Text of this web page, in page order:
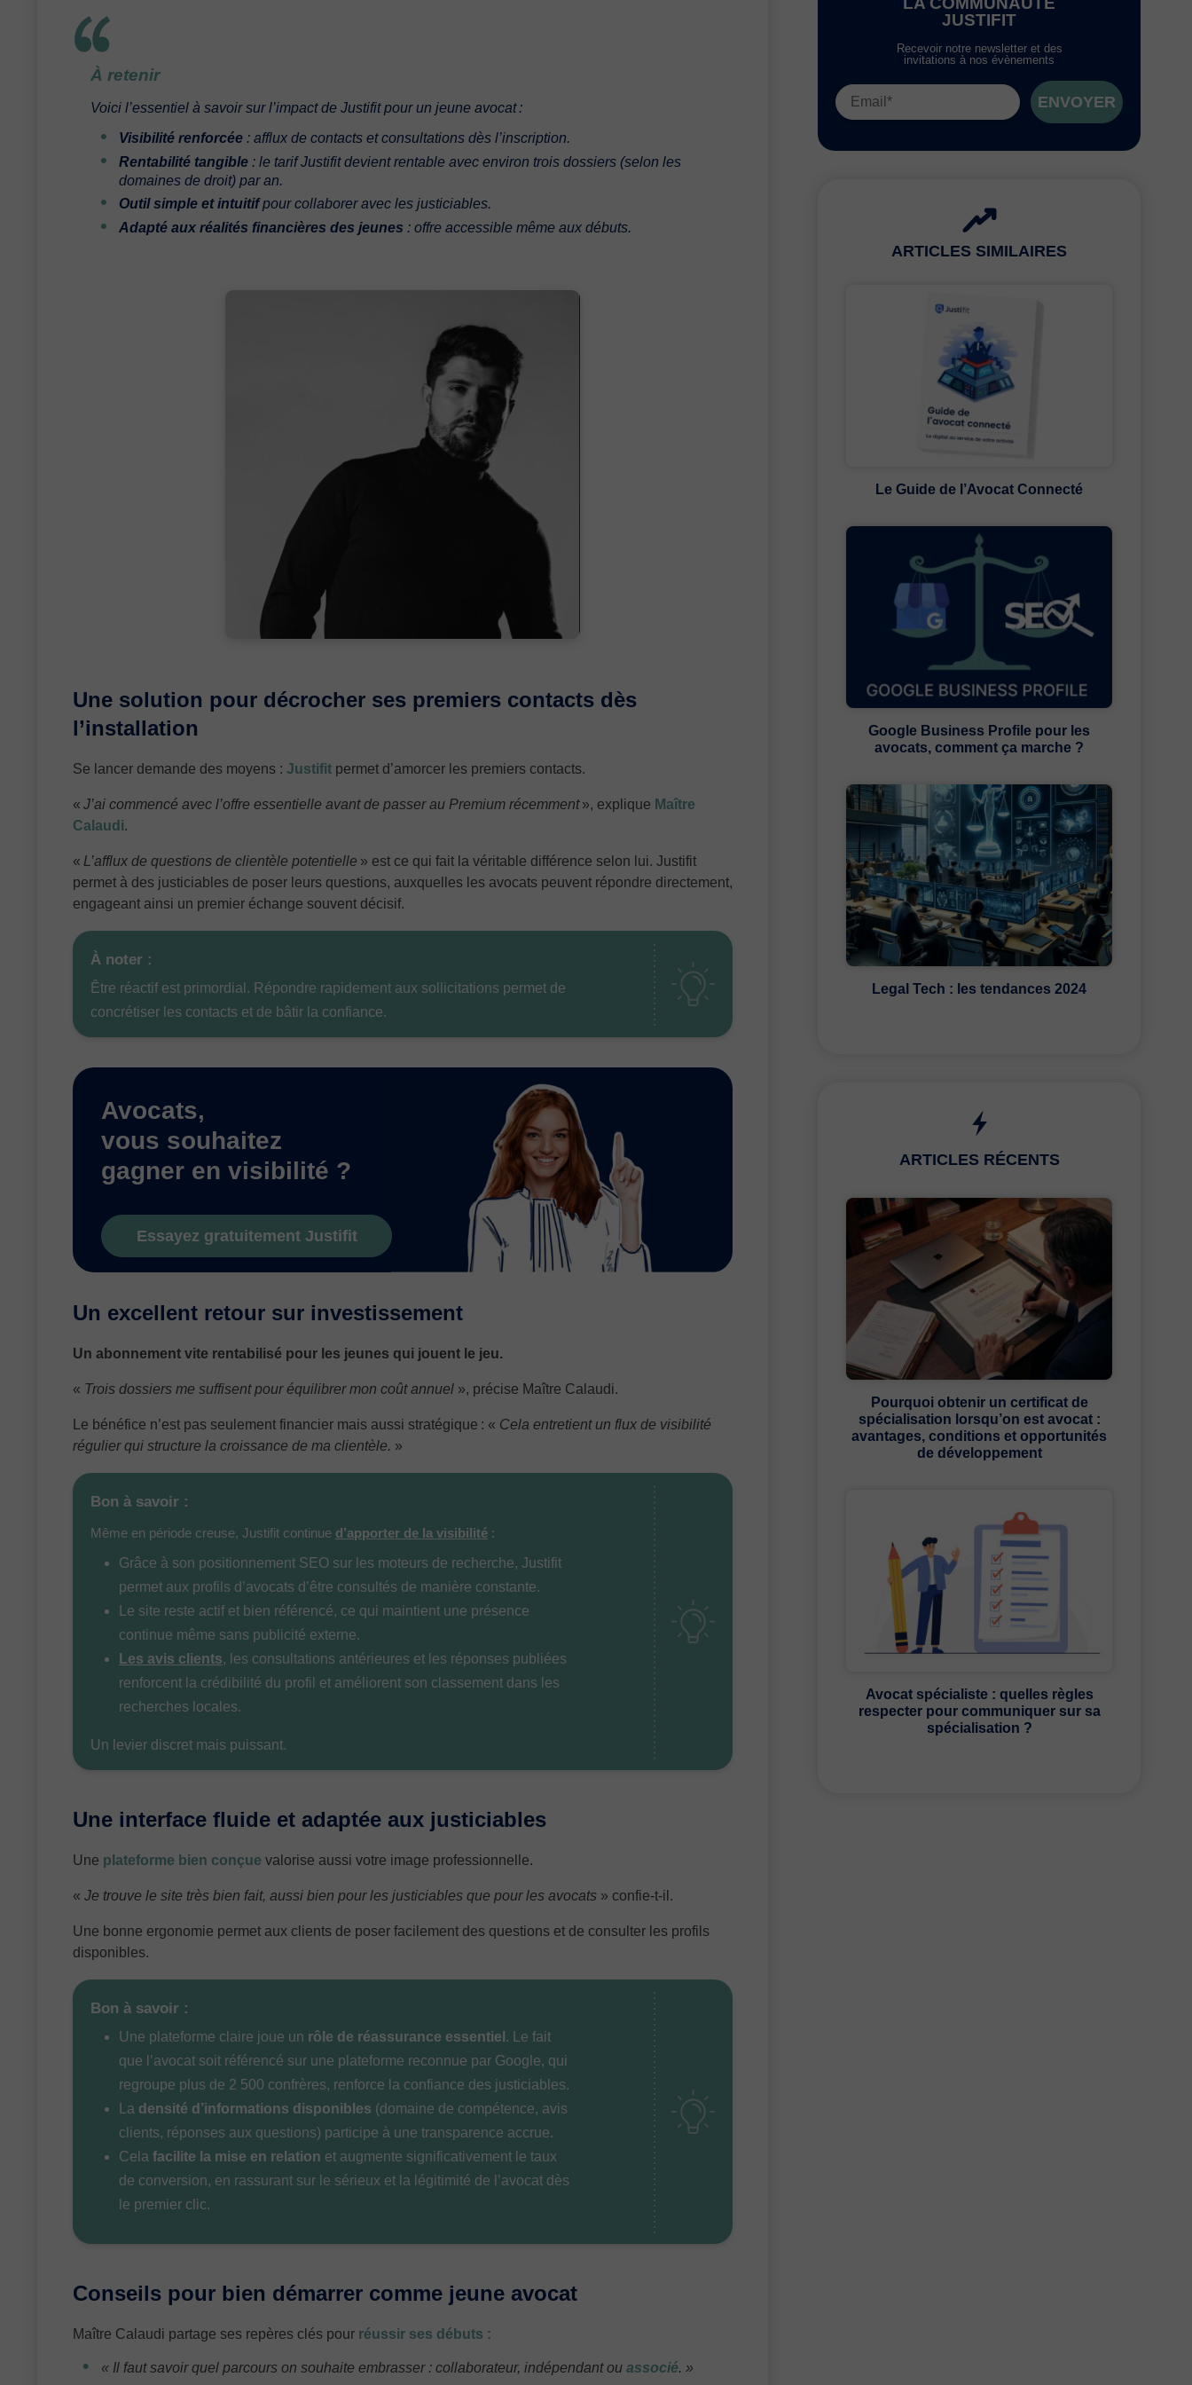
À retenir
Voici l’essentiel à savoir sur l’impact de Justifit pour un jeune avocat :
Visibilité renforcée : afflux de contacts et consultations dès l’inscription.
Rentabilité tangible : le tarif Justifit devient rentable avec environ trois dossiers (selon les
domaines de droit) par an.
Outil simple et intuitifpour collaborer avec les justiciables.
Adapté aux réalités financières des jeunes : offre accessible même aux débuts.
Une solution pour décrocher ses premiers contacts dès
l’installation
Se lancer demande des moyens : Justifit permet d’amorcer les premiers contacts.
« J’ai commencé avec l’offre essentielle avant de passer au Premium récemment», explique Maître
Calaudi.
« L’afflux de questions de clientèle potentielle » est ce qui fait la véritable différence selon lui. Justifit
permet à des justiciables de poser leurs questions, auxquelles les avocats peuvent répondre directement,
engageant ainsi un premier échange souvent décisif.
À noter :
Être réactif est primordial. Répondre rapidement aux sollicitations permet de
concrétiser les contacts et de bâtir la confiance.
Avocats,
vous souhaitez
gagner en visibilité ?
Essayez gratuitement Justifit
Un excellent retour sur investissement
Un abonnement vite rentabilisé pour les jeunes qui jouent le jeu.
« Trois dossiers me suffisent pour équilibrer mon coût annuel », précise Maître Calaudi.
Le bénéfice n’est pas seulement financier mais aussi stratégique : « Cela entretient un flux de visibilité
régulier qui structure la croissance de ma clientèle. »
Bon à savoir :
Même en période creuse, Justifit continue d’apporter de la visibilité :
Grâce à son positionnement SEO sur les moteurs de recherche, Justifit
permet aux profils d’avocats d’être consultés de manière constante.
Le site reste actif et bien référencé, ce qui maintient une présence
continue même sans publicité externe.
Les avis clients, les consultations antérieures et les réponses publiées
renforcent la crédibilité du profil et améliorent son classement dans les
recherches locales.
Un levier discret mais puissant.
Une interface fluide et adaptée aux justiciables
Une plateforme bien conçue valorise aussi votre image professionnelle.
« Je trouve le site très bien fait, aussi bien pour les justiciables que pour les avocats » confie-t-il.
Une bonne ergonomie permet aux clients de poser facilement des questions et de consulter les profils
disponibles.
Bon à savoir :
Une plateforme claire joue un rôle de réassurance essentiel . Le fait
que l’avocat soit référencé sur une plateforme reconnue par Google, qui
regroupe plus de 2 500 confrères, renforce la confiance des justiciables.
La densité d’informations disponibles (domaine de compétence, avis
clients, réponses aux questions) participe à une transparence accrue.
Cela facilite la mise en relation et augmente significativement le taux
de conversion, en rassurant sur le sérieux et la légitimité de l’avocat dès
le premier clic.
Conseils pour bien démarrer comme jeune avocat
Maître Calaudi partage ses repères clés pour réussir ses débuts :
« Il faut savoir quel parcours on souhaite embrasser : collaborateur, indépendant ou associé. »
JUSTIFIT
Recevoir notre newsletter et des
invitations à nos évènements
ENVOYER
ARTICLES SIMILAIRES
Le Guide de l’Avocat Connecté
Google Business Profile pour les
avocats, comment ça marche ?
Legal Tech : les tendances 2024
ARTICLES RÉCENTS
Pourquoi obtenir un certificat de
spécialisation lorsqu’on est avocat :
avantages, conditions et opportunités
de développement
Avocat spécialiste : quelles règles
respecter pour communiquer sur sa
spécialisation ?